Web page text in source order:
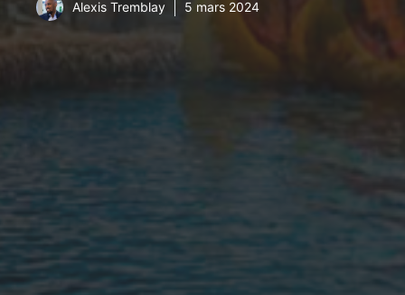
Alexis Tremblay 5 mars 2024